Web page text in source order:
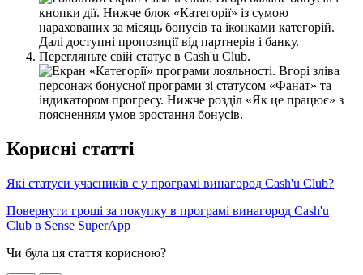
Перегляньте свій статус в Cash'u Club.
Корисні статті
Які статуси учасників є у програмі винагород Cash'u Club?
Повернути гроші за покупку в програмі винагород Cash'u
Club в Sense SuperApp
Чи була ця стаття корисною?